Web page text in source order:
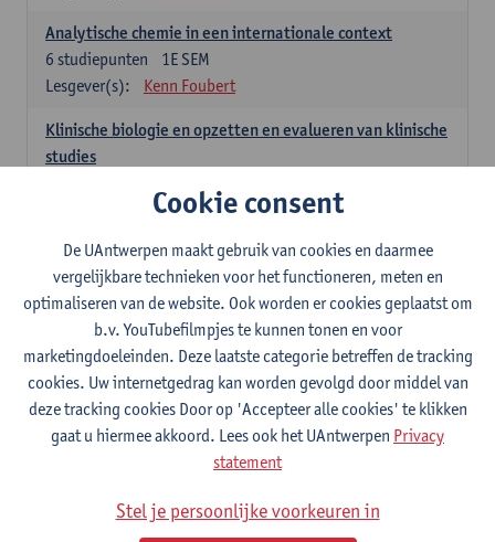
Analytische chemie in een internationale context
1E SEM
6 studiepunten
Lesgever(s):
Kenn Foubert
Klinische biologie en opzetten en evalueren van klinische
studies
Kathleen Deiteren
Judith Leurs
Glenn A L Van Den Bosch
Annick Van Riel
Ellen Verhavert
Steven Weekx
Apotheekstage I
2E SEM
12studiepunten
Lesgever(s):
Hans De Loof
Guido De Meyer
Filip Kiekens
Dominique Jans
Farmacotherapie en farmaceutische zorg II
Lesgever(s):
Hans De Loof
Cookie consent
De UAntwerpen maakt gebruik van cookies en daarmee
vergelijkbare technieken voor het functioneren, meten en
optimaliseren van de website. Ook worden er cookies geplaatst om
b.v. YouTubefilmpjes te kunnen tonen en voor
marketingdoeleinden. Deze laatste categorie betreffen de tracking
cookies. Uw internetgedrag kan worden gevolgd door middel van
deze tracking cookies Door op 'Accepteer alle cookies' te klikken
gaat u hiermee akkoord. Lees ook het UAntwerpen Privacy
statement
Stel je persoonlijke voorkeuren in